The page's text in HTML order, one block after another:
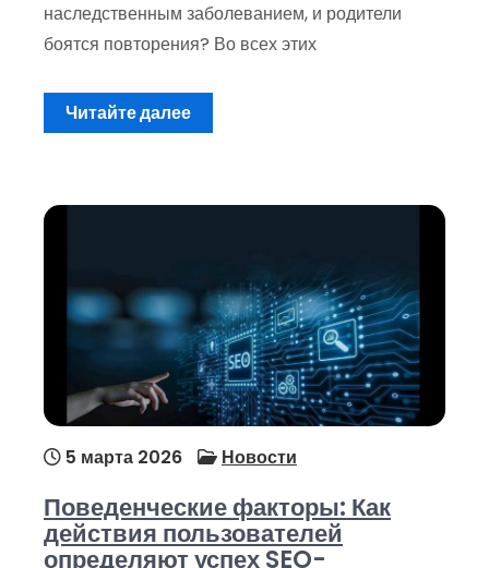
наследственным заболеванием, и родители
боятся повторения? Во всех этих
Читайте далее
5 марта 2026 Новости
Поведенческие факторы: Как
действия пользователей
определяют успех SEO-